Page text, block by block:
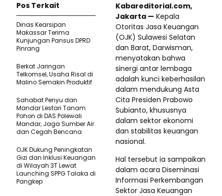
Kabareditorial.com,
Jakarta — Kepala
Otoritas Jasa Keuangan
(OJK) Sulawesi Selatan
dan Barat, Darwisman,
menyatakan bahwa
sinergi antar lembaga
adalah kunci keberhasilan
dalam mendukung Asta
Cita Presiden Prabowo
Subianto, khususnya
dalam sektor ekonomi
dan stabilitas keuangan
nasional.
Hal tersebut ia sampaikan
dalam acara Diseminasi
Informasi Perkembangan
Sektor Jasa Keuangan
Pos Terkait
Dinas Kearsipan
Makassar Terima
Kunjungan Pansus DPRD
Pinrang
Berkat Jaringan
Telkomsel, Usaha Risal di
Malino Semakin Produktif
Sahabat Penyu dan
Mandar Lestari Tanam
Pohon di DAS Polewali
Mandar, Jaga Sumber Air
dan Cegah Bencana
OJK Dukung Peningkatan
Gizi dan Inklusi Keuangan
di Wilayah 3T Lewat
Launching SPPG Talaka di
Pangkep